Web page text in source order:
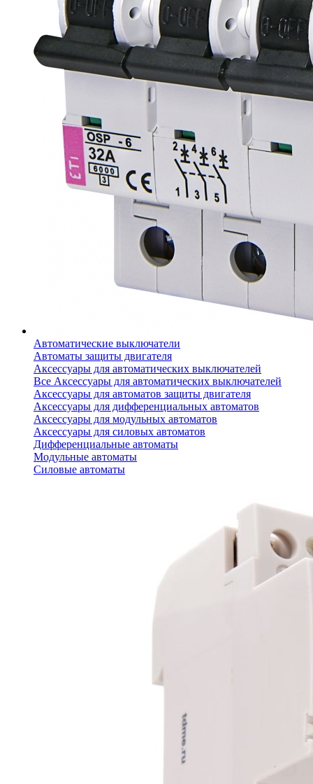
Автоматические выключатели
Автоматы защиты двигателя
Аксессуары для автоматических выключателей
Все Аксессуары для автоматических выключателей
Аксессуары для автоматов защиты двигателя
Аксессуары для дифференциальных автоматов
Аксессуары для модульных автоматов
Аксессуары для силовых автоматов
Дифференциальные автоматы
Модульные автоматы
Силовые автоматы